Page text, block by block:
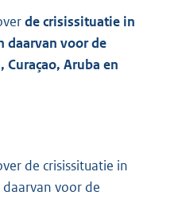
o
t
t
M
b
de crisissituatie in
daarvan voor de
Curaçao, Aruba en
de crisissituatie in
voor de